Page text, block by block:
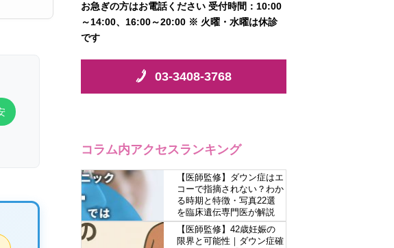
お急ぎの方はお電話ください 受付時間：10:00
～14:00、16:00～20:00 ※ 火曜・水曜は休診
です
03-3408-3768
コラム内アクセスランキング
【医師監修】ダウン症はエ
コーで指摘されない？わか
る時期と特徴・写真22選
を臨床遺伝専門医が解説
【医師監修】42歳妊娠の
限界と可能性｜ダウン症確